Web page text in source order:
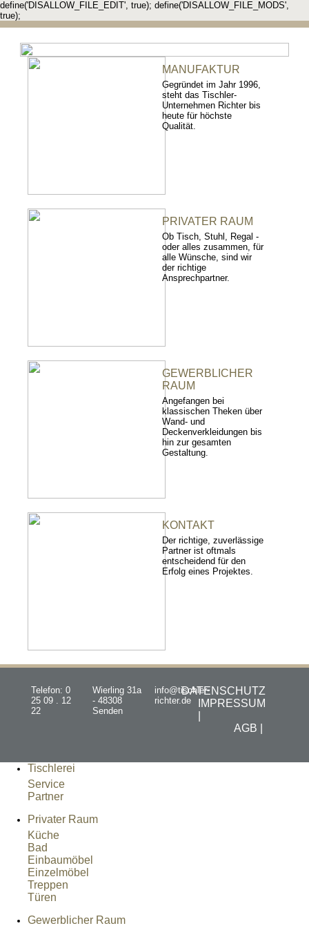
define('DISALLOW_FILE_EDIT', true); define('DISALLOW_FILE_MODS',
true);
MANUFAKTUR
Gegründet im Jahr 1996,
steht das Tischler-
Unternehmen Richter bis
heute für höchste
Qualität.
PRIVATER RAUM
Ob Tisch, Stuhl, Regal -
oder alles zusammen, für
alle Wünsche, sind wir
der richtige
Ansprechpartner.
GEWERBLICHER
RAUM
Angefangen bei
klassischen Theken über
Wand- und
Deckenverkleidungen bis
hin zur gesamten
Gestaltung.
KONTAKT
Der richtige, zuverlässige
Partner ist oftmals
entscheidend für den
Erfolg eines Projektes.
Telefon: 0
25 09 . 12
22
Wierling 31a
- 48308
Senden
info@tischler-
richter.de
DATENSCHUTZ
IMPRESSUM
AGB |
Tischlerei
Service
Partner
Privater Raum
Küche
Bad
Einbaumöbel
Einzelmöbel
Treppen
Türen
Gewerblicher Raum